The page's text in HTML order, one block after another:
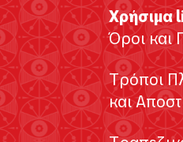
Χρήσιμα
Όροι και
Τρόποι
και